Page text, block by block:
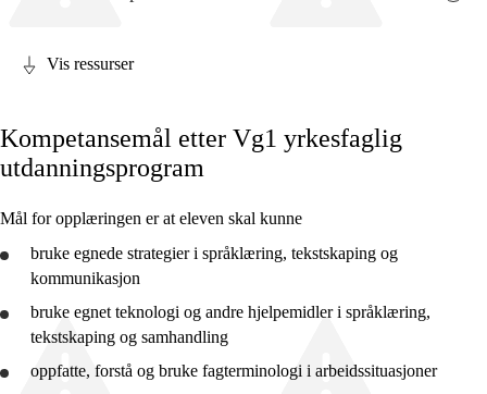
Kjerneelementer
Tverrfaglige temaer
Grunnleggende ferdigheter
2. trinn
Vis ressurser
Kompetansemål etter Vg1 yrkesfaglig
utdanningsprogram
Mål for opplæringen er at eleven skal kunne
bruke egnede strategier i språklæring, tekstskaping og
kommunikasjon
bruke egnet teknologi og andre hjelpemidler i språklæring,
tekstskaping og samhandling
oppfatte, forstå og bruke fagterminologi i arbeidssituasjoner